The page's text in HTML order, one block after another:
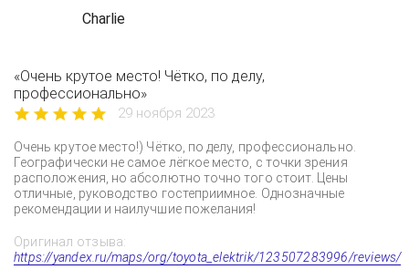
Charlie
«Очень крутое место! Чётко, по делу,
профессионально»
29 ноября 2023
Очень крутое место!) Чётко, по делу, профессионально.
Географически не самое лёгкое место, с точки зрения
расположения, но абсолютно точно того стоит. Цены
отличные, руководство гостеприимное. Однозначные
рекомендации и наилучшие пожелания!
Оригинал отзыва:
https://yandex.ru/maps/org/toyota_elektrik/123507283996/reviews/